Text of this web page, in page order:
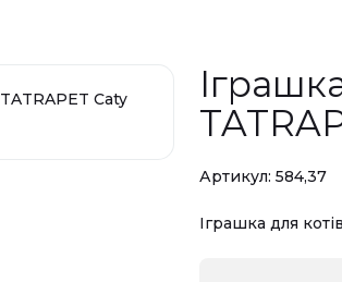
Артикул:584,37
Іграшка для